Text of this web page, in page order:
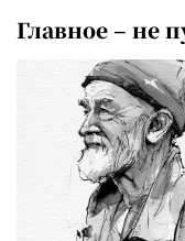
Главное – не